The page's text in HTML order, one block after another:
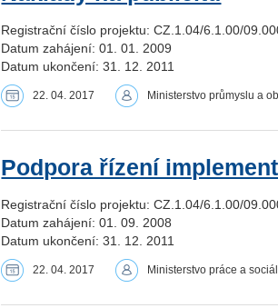
Registrační číslo projektu: CZ.1.04/6.1.00/
Datum zahájení: 01. 01. 2009
Datum ukončení: 31. 12. 2011
22. 04. 2017 Ministerstvo průmyslu a
Podpora řízení
Registrační číslo projektu: CZ.1.04/6.1.00/
Datum zahájení: 01. 09. 2008
Datum ukončení: 31. 12. 2011
22. 04. 2017 Ministerstvo práce a